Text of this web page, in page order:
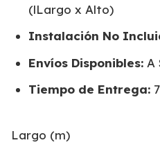
(lLargo x Alto)
Instalación No
Envíos Disponibles: A
Tiempo de Entrega:
Largo (m)